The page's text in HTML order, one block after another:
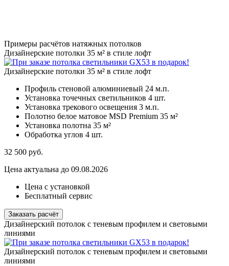
Примеры расчётов натяжных потолков
Дизайнерские потолки 35 м² в стиле лофт
Дизайнерские потолки 35 м² в стиле лофт
Профиль стеновой алюминиевый 24 м.п.
Установка точечных светильников 4 шт.
Установка трекового освещения 3 м.п.
Полотно белое матовое MSD Premium 35 м²
Установка полотна 35 м²
Обработка углов 4 шт.
32 500 руб.
Цена актуальна до 09.08.2026
Цена с установкой
Бесплатный сервис
Заказать расчёт
Дизайнерский потолок с теневым профилем и световыми
линиями
Дизайнерский потолок с теневым профилем и световыми
линиями